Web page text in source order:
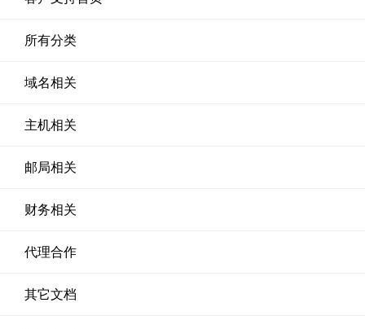
所有分类
域名相关
主机相关
邮局相关
财务相关
代理合作
其它文档